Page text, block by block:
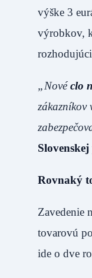
výške 3
výrobkov,
„Novéclo
zákazníkov
Rovnaký
Zavedenie
tovarovú
ide o dve